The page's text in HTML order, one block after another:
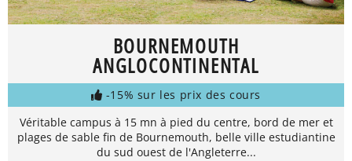
BOURNEMOUTH
ANGLOCONTINENTAL
-15% sur les prix des cours
Véritable campus à 15 mn à pied du centre, bord de mer et
plages de sable fin de Bournemouth, belle ville estudiantine
du sud ouest de l'Angleterre...